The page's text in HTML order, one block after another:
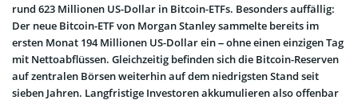
rund 623 Millionen US-Dollar in Bitcoin-ETFs. Besonders auffällig:
Der neue Bitcoin-ETF von Morgan Stanley sammelte bereits im
ersten Monat 194 Millionen US-Dollar ein – ohne einen einzigen Tag
mit Nettoabflüssen. Gleichzeitig befinden sich die Bitcoin-Reserven
auf zentralen Börsen weiterhin auf dem niedrigsten Stand seit
sieben Jahren. Langfristige Investoren akkumulieren also offenbar